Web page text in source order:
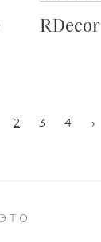
RDecor
2 3 4 ›